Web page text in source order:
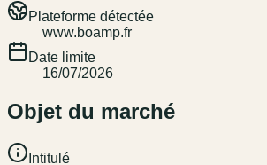
Plateforme détectée
www.boamp.fr
Date limite
16/07/2026
Objet du marché
Intitulé